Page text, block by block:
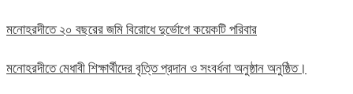
মনোহরদীতে ২০ বছরের জমি বিরোধে দুর্ভোগে কয়েকটি পরিবার
মনোহরদীতে মেধাবী শিক্ষার্থীদের বৃত্তি প্রদান ও সংবর্ধনা অনুষ্ঠান অনুষ্ঠিত।